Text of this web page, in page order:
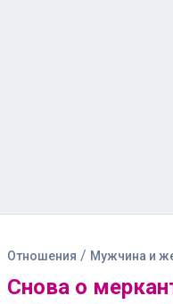
Отношения / Мужчина и
Снова о